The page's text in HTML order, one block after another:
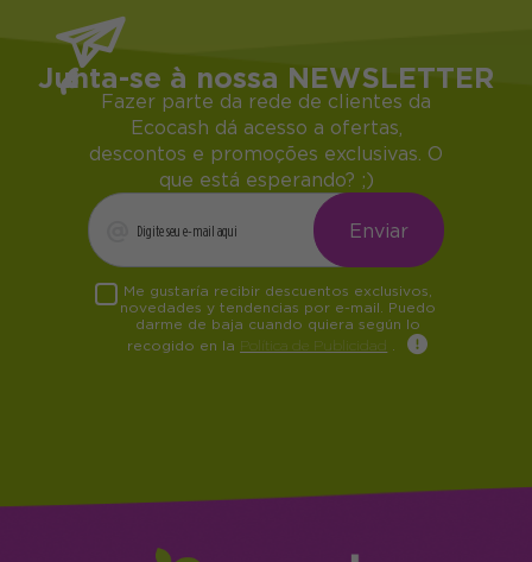
Junta-se à nossa NEWSLETTER
Fazer parte da rede de clientes da
Ecocash dá acesso a ofertas,
descontos e promoções exclusivas. O
que está esperando? ;)
Me gustaría recibir descuentos exclusivos,
novedades y tendencias por e-mail. Puedo
darme de baja cuando quiera según lo
recogido en la Política de Publicidad